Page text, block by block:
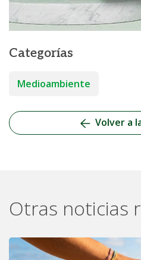
Categorías
Medioambiente
Volver a
Otras noticias